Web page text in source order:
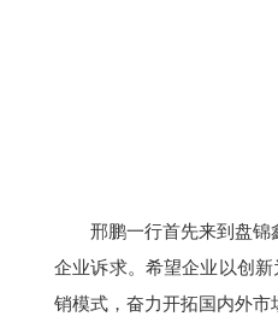
邢鹏一行首先来到盘锦
企业诉求。希望企业以创
销模式，奋力开拓国内外